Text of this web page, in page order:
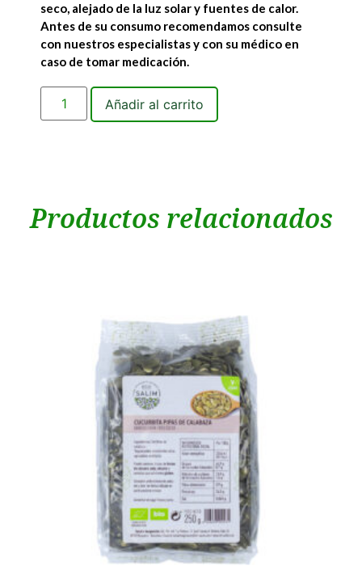
seco, alejado de la luz solar y fuentes de calor.
Antes de su consumo recomendamos consulte
con nuestros especialistas y con su médico en
caso de tomar medicación.
Añadir al carrito
Productos relacionados